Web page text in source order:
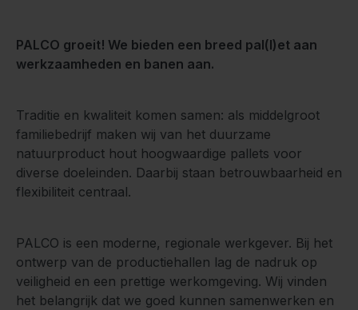
PALCO groeit! We bieden een breed pal(l)et aan
werkzaamheden en banen aan.
Traditie en kwaliteit komen samen: als middelgroot
familiebedrijf maken wij van het duurzame
natuurproduct hout hoogwaardige pallets voor
diverse doeleinden. Daarbij staan betrouwbaarheid en
flexibiliteit centraal.
PALCO is een moderne, regionale werkgever. Bij het
ontwerp van de productiehallen lag de nadruk op
veiligheid en een prettige werkomgeving. Wij vinden
het belangrijk dat we goed kunnen samenwerken en